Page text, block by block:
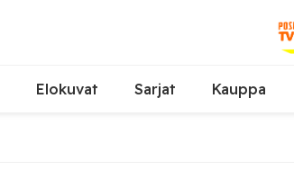
Elokuvat Sarjat Kauppa